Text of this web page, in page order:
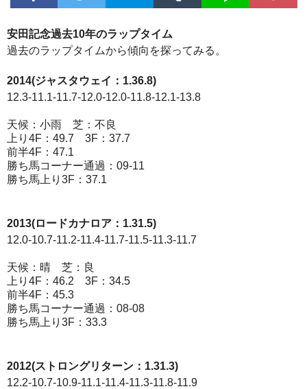
安田記念過去10年のラップタイム
過去のラップタイムから傾向を探ってみる。
2014(ジャスタウェイ：1.36.8)
12.3-11.1-11.7-12.0-12.0-11.8-12.1-13.8
天候：小雨 芝：不良
上り4F：49.7 3F：37.7
前半4F：47.1
勝ち馬コーナー通過：09-11
勝ち馬上り3F：37.1
2013(ロードカナロア：1.31.5)
12.0-10.7-11.2-11.4-11.7-11.5-11.3-11.7
天候：晴 芝：良
上り4F：46.2 3F：34.5
前半4F：45.3
勝ち馬コーナー通過：08-08
勝ち馬上り3F：33.3
2012(ストロングリターン：1.31.3)
12.2-10.7-10.9-11.1-11.4-11.3-11.8-11.9